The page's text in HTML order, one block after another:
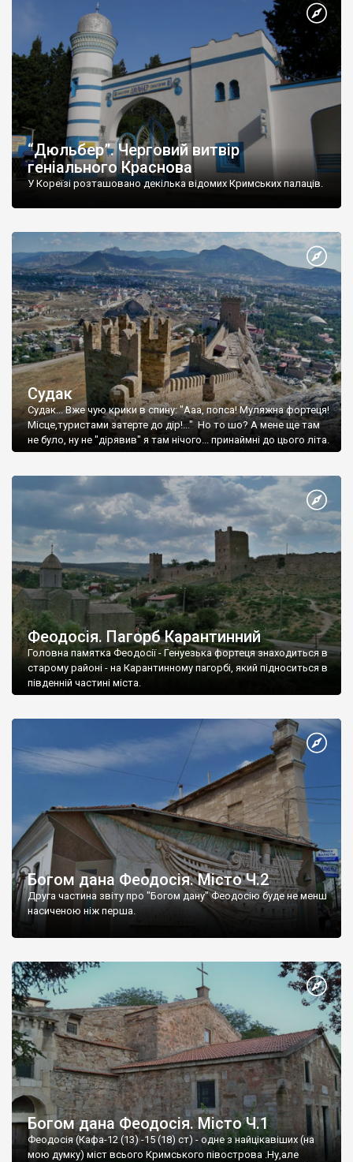
“Дюльбер”. Черговий витвір
геніального Краснова
У Кореїзі розташовано декілька відомих Кримських палаців.
Судак
Судак... Вже чую крики в спину: "Ааа, попса! Муляжна фортеця!
Місце,туристами затерте до дір!..." Но то шо? А мене ще там
не було, ну не "дірявив" я там нічого... принаймні до цього літа.
Феодосія. Пагорб Карантинний
Головна памятка Феодосії - Генуезька фортеця знаходиться в
старому районі - на Карантинному пагорбі, який підноситься в
південній частині міста.
Богом дана Феодосія. Місто Ч.2
Друга частина звіту про "Богом дану" Феодосію буде не менш
насиченою ніж перша.
Богом дана Феодосія. Місто Ч.1
Феодосія (Кафа-12 (13) -15 (18) ст) - одне з найцікавіших (на
мою думку) міст всього Кримського півострова .Ну,але